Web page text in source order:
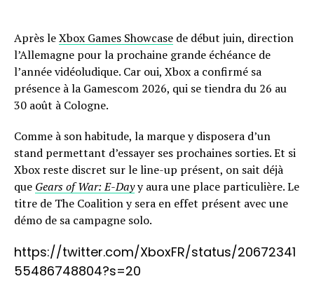
Après leXbox Games Showcase de début juin, direction
l’Allemagne pour la prochaine grande échéance de
l’année vidéoludique. Car oui, Xbox a confirmé sa
présence à la Gamescom 2026, qui se tiendra du 26 au
30 août à Cologne.
Comme à son habitude, la marque y disposera d’un
stand permettant d’essayer ses prochaines sorties. Et si
Xbox reste discret sur le line-up présent, on sait déjà
que Gears of War: E-Dayy aura une place particulière. Le
titre de The Coalition y sera en effet présent avec une
démo de sa campagne solo.
https://twitter.com/XboxFR/status/20672341
55486748804?s=20